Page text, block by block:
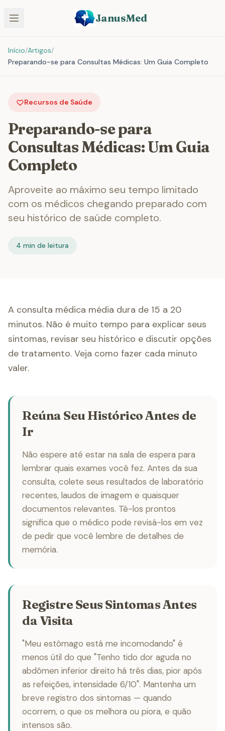
JanusMed
Início/Artigos/
Preparando-se para Consultas Médicas: Um Guia Completo
Recursos de Saúde
Preparando-se para
Consultas Médicas: Um Guia
Completo
Aproveite ao máximo seu tempo limitado
com os médicos chegando preparado com
seu histórico de saúde completo.
4 min de leitura
A consulta médica média dura de 15 a 20
minutos. Não é muito tempo para explicar seus
sintomas, revisar seu histórico e discutir opções
de tratamento. Veja como fazer cada minuto
valer.
Reúna Seu Histórico Antes de
Ir
Não espere até estar na sala de espera para
lembrar quais exames você fez. Antes da sua
consulta, colete seus resultados de laboratório
recentes, laudos de imagem e quaisquer
documentos relevantes. Tê-los prontos
significa que o médico pode revisá-los em vez
de pedir que você lembre de detalhes de
memória.
Registre Seus Sintomas Antes
da Visita
"Meu estômago está me incomodando" é
menos útil do que "Tenho tido dor aguda no
abdômen inferior direito há três dias, pior após
as refeições, intensidade 6/10". Mantenha um
breve registro dos sintomas — quando
ocorrem, o que os melhora ou piora, e quão
intensos são.